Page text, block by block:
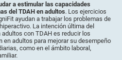
a estimular las capacidades
del TDAH en adultos. Los ejercicios
ayudan a trabajar los problemas de
La intención última del
con TDAH es reducir los
en adultos para mejorar su desempeño
como en el ámbito laboral,